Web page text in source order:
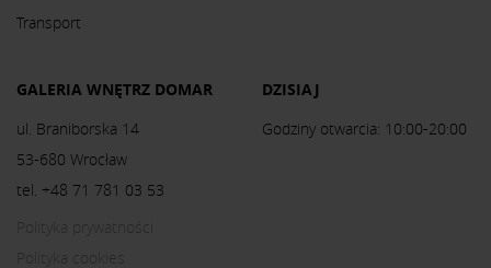
Transport
GALERIA WNĘTRZ DOMAR
ul. Braniborska 14
53-680 Wrocław
tel. +48 71 781 03 53
DZISIAJ
Godziny otwarcia: 10:00-20:00